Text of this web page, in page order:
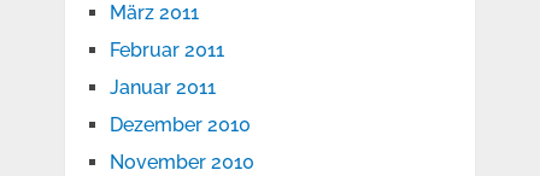
März 2011
Februar 2011
Januar 2011
Dezember 2010
November 2010